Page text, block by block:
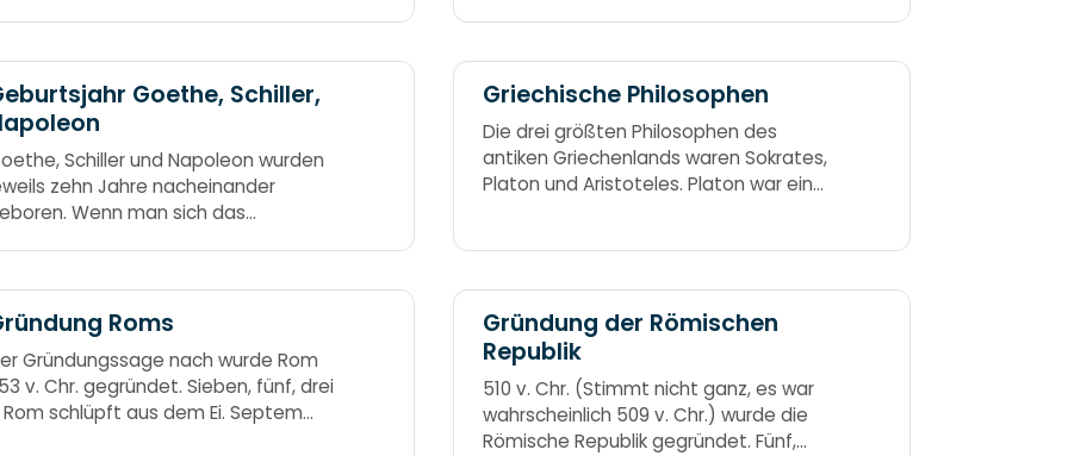
Goethe, Schiller,
Schiller und Napoleon wurden
zehn Jahre nacheinander
Wenn man sich das
Napoleon. 1749 Goethe 1759
1769 Napoleon
Griechische Philosophen
Die drei größten Philosophen des
antiken Griechenlands waren Sokrates,
Platon und Aristoteles. Platon war ein
Roms
Gründungssage nach wurde Rom
v. Chr. gegründet. Sieben, fünf, drei
Rom schlüpft aus dem Ei. Septem
Gründung der Römischen
Republik
510 v. Chr. (Stimmt nicht ganz, es war
wahrscheinlich 509 v. Chr.) wurde die
Römische Republik gegründet. Fünf,